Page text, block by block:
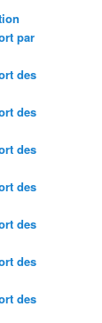
par
des
des
des
des
des
des
des